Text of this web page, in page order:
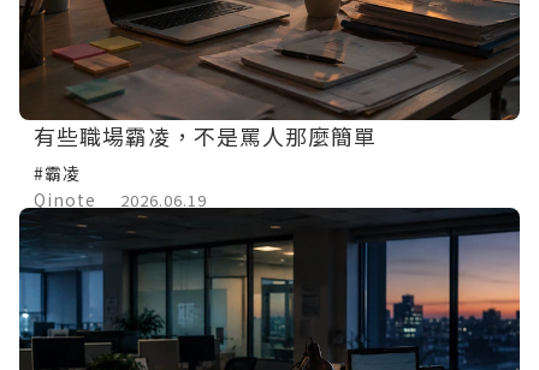
有些職場霸凌，不是罵人那麼簡單
#霸凌
Qinote
2026.06.19